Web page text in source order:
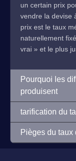
un certain prix
vendre la devise
prix est le taux
naturellement
vrai » et le plus
Pourquoi les
produisent
tarification du
Pièges du taux